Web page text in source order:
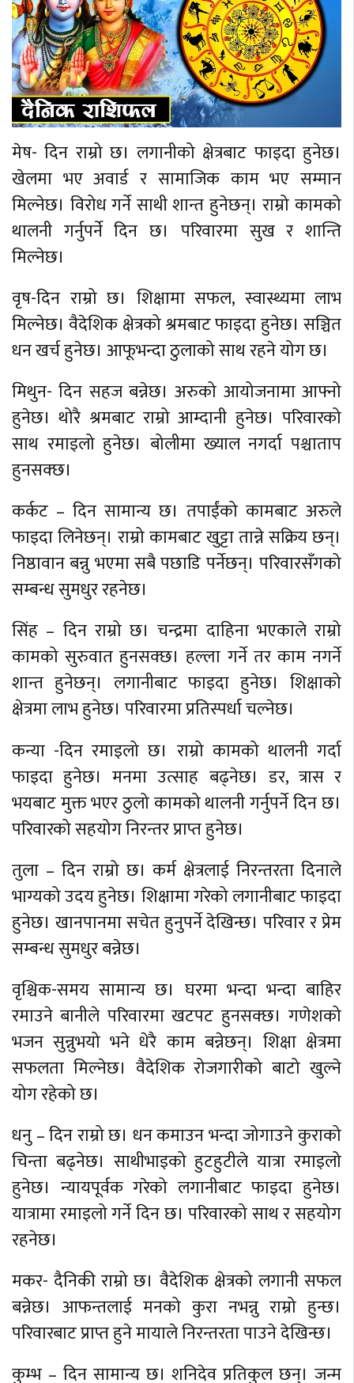
जापान
क्यानाडा
अन्य
मेष- दिन राम्रो छ। लगानीको क्षेत्रबाट फाइदा हुनेछ।
खेलमा भए अवार्ड र सामाजिक काम भए सम्मान
मिल्नेछ। विरोध गर्ने साथी शान्त हुनेछन्। राम्रो कामको
थालनी गर्नुपर्ने दिन छ। परिवारमा सुख र शान्ति
मिल्नेछ।
वृष-दिन राम्रो छ। शिक्षामा सफल, स्वास्थ्यमा लाभ
मिल्नेछ। वैदेशिक क्षेत्रको श्रमबाट फाइदा हुनेछ। सञ्चित
धन खर्च हुनेछ। आफूभन्दा ठुलाको साथ रहने योग छ।
मिथुन- दिन सहज बन्नेछ। अरुको आयोजनामा आफ्नो
हुनेछ। थोरै श्रमबाट राम्रो आम्दानी हुनेछ। परिवारको
साथ रमाइलो हुनेछ। बोलीमा ख्याल नगर्दा पश्चाताप
हुनसक्छ।
कर्कट – दिन सामान्य छ। तपाईंको कामबाट अरुले
फाइदा लिनेछन्। राम्रो कामबाट खुट्टा तान्ने सक्रिय छन्।
निष्ठावान बन्नु भएमा सबै पछाडि पर्नेछन्। परिवारसँगको
सम्बन्ध सुमधुर रहनेछ।
सिंह – दिन राम्रो छ। चन्द्रमा दाहिना भएकाले राम्रो
कामको सुरुवात हुनसक्छ। हल्ला गर्ने तर काम नगर्ने
शान्त हुनेछन्। लगानीबाट फाइदा हुनेछ। शिक्षाको
क्षेत्रमा लाभ हुनेछ। परिवारमा प्रतिस्पर्धा चल्नेछ।
कन्या -दिन रमाइलो छ। राम्रो कामको थालनी गर्दा
फाइदा हुनेछ। मनमा उत्साह बढ्नेछ। डर, त्रास र
भयबाट मुक्त भएर ठुलो कामको थालनी गर्नुपर्ने दिन छ।
परिवारको सहयोग निरन्तर प्राप्त हुनेछ।
तुला – दिन राम्रो छ। कर्म क्षेत्रलाई निरन्तरता दिनाले
भाग्यको उदय हुनेछ। शिक्षामा गरेको लगानीबाट फाइदा
हुनेछ। खानपानमा सचेत हुनुपर्ने देखिन्छ। परिवार र प्रेम
सम्बन्ध सुमधुर बन्नेछ।
वृश्चिक-समय सामान्य छ। घरमा भन्दा भन्दा बाहिर
रमाउने बानीले परिवारमा खटपट हुनसक्छ। गणेशको
भजन सुन्नुभयो भने धेरै काम बन्नेछन्। शिक्षा क्षेत्रमा
सफलता मिल्नेछ। वैदेशिक रोजगारीको बाटो खुल्ने
योग रहेको छ।
धनु – दिन राम्रो छ। धन कमाउन भन्दा जोगाउने कुराको
चिन्ता बढ्नेछ। साथीभाइको हुटहुटीले यात्रा रमाइलो
हुनेछ। न्यायपूर्वक गरेको लगानीबाट फाइदा हुनेछ।
यात्रामा रमाइलो गर्ने दिन छ। परिवारको साथ र सहयोग
रहनेछ।
मकर- दैनिकी राम्रो छ। वैदेशिक क्षेत्रको लगानी सफल
बन्नेछ। आफन्तलाई मनको कुरा नभन्नु राम्रो हुन्छ।
परिवारबाट प्राप्त हुने मायाले निरन्तरता पाउने देखिन्छ।
कुम्भ – दिन सामान्य छ। शनिदेव प्रतिकुल छन्। जन्म